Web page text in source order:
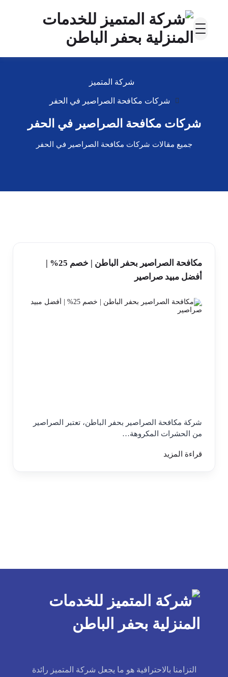
شركة المتميز
شركات مكافحة الصراصير في الحفر
شركات مكافحة الصراصير في الحفر
جميع مقالات شركات مكافحة الصراصير في الحفر
مكافحة الصراصير بحفر الباطن | خصم 25% |
أفضل مبيد صراصير
شركة مكافحة الصراصير بحفر الباطن، تعتبر الصراصير
من الحشرات المكروهة…
قراءة المزيد
التزامنا بالاحترافية هو ما يجعل شركة المتميز رائدة